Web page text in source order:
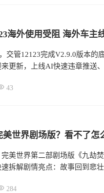
交管12123完成V2.9.0版本的
来更新，上线AI快速违章推送
43
完美世界第二部剧场版《九劫
拆解剧情亮点：故事回到悲
284